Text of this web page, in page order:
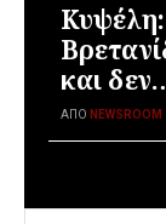
και
ΑΠΌ NEWSROOM